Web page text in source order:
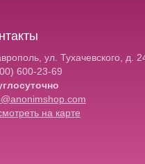
ул. Тухачевского, д.
600-23-69
на карте